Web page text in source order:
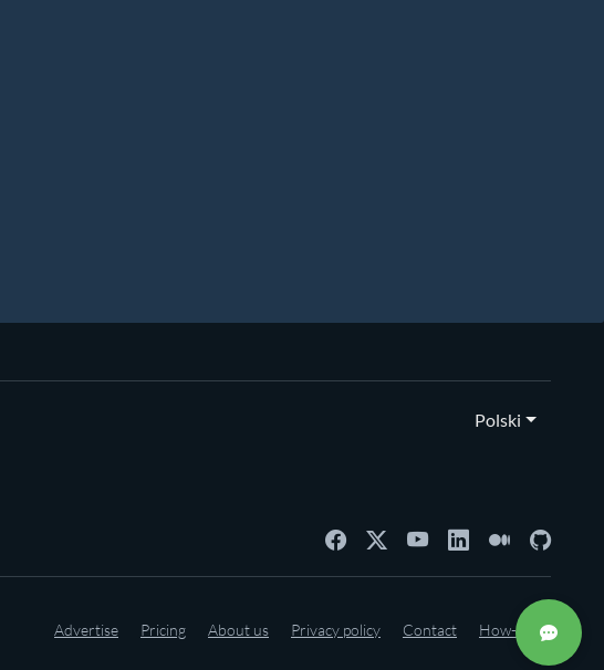
Polski
Advertise Pricing About us Privacy policy Contact How-to's